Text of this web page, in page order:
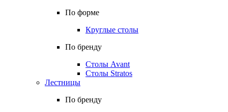
По форме
Круглые столы
По бренду
Столы Avant
Столы Stratos
Лестницы
По бренду